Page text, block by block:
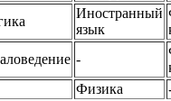
Иностранный
язык
-
Физика